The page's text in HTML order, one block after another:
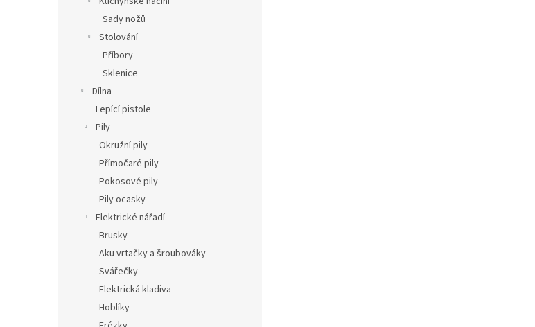
Sady nožů
Stolování
Příbory
Sklenice
Dílna
Lepící pistole
Pily
Okružní pily
Přímočaré pily
Pokosové pily
Pily ocasky
Elektrické nářadí
Brusky
Aku vrtačky a šroubováky
Svářečky
Elektrická kladiva
Hoblíky